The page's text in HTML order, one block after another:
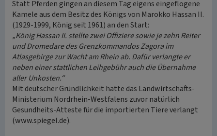
Statt Pferden gingen an diesem Tag eigens eingeflogene
Kamele aus dem Besitz des Königs von Marokko Hassan II.
(1929-1999, König seit 1961) an den Start:
„König Hassan II. stellte zwei Offiziere sowie je zehn Reiter
und Dromedare des Grenzkommandos Zagora im
Atlasgebirge zur Wacht am Rhein ab. Dafür verlangte er
neben einer stattlichen Leihgebühr auch die Übernahme
aller Unkosten.“
Mit deutscher Gründlichkeit hatte das Landwirtschafts-
Ministerium Nordrhein-Westfalens zuvor natürlich
Gesundheits-Atteste für die importierten Tiere verlangt
(www.spiegel.de).